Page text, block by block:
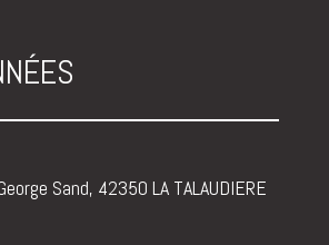
Sand, 42350 LA TALAUDIERE